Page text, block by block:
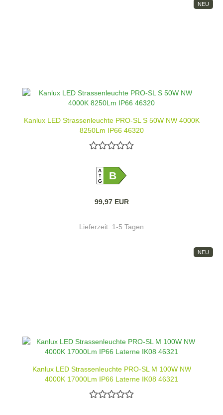
NEU
Kanlux LED Strassenleuchte PRO-SL S 50W NW 4000K
8250Lm IP66 46320
A
GB
99,97 EUR
Lieferzeit: 1-5 Tagen
NEU
Kanlux LED Strassenleuchte PRO-SL M 100W NW
4000K 17000Lm IP66 Laterne IK08 46321